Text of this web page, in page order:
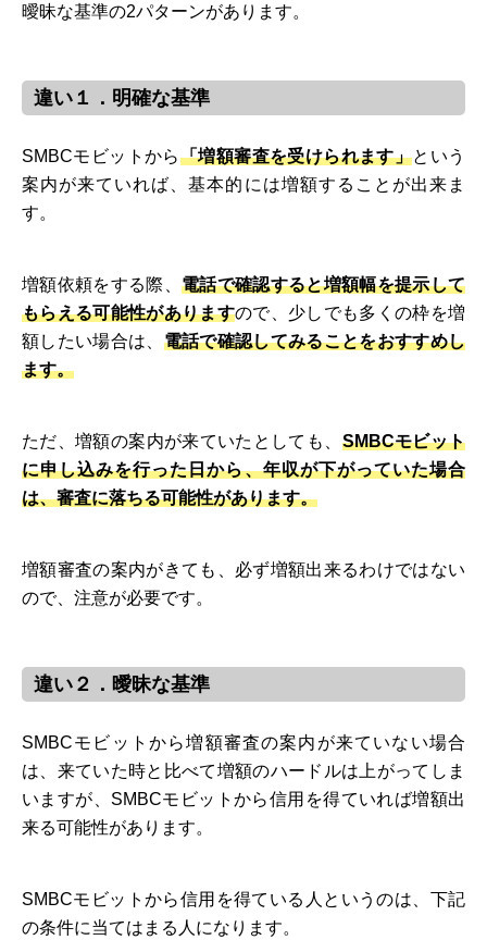
曖昧な基準の2パターンがあります。
違い１．明確な基準
SMBCモビットから「増額審査を受けられます」という
案内が来ていれば、基本的には増額することが出来ま
す。
増額依頼をする際、 電話で確認すると増額幅を提示して
もらえる可能性がありますので、少しでも多くの枠を増
額したい場合は、 電話で確認してみることをおすすめし
ます。
ただ、増額の案内が来ていたとしても、 SMBCモビット
に申し込みを行った日から、年収が下がっていた場合
は、審査に落ちる可能性があります。
増額審査の案内がきても、必ず増額出来るわけではない
ので、注意が必要です。
違い２．曖昧な基準
SMBCモビットから増額審査の案内が来ていない場合
は、来ていた時と比べて増額のハードルは上がってしま
いますが、SMBCモビットから信用を得ていれば増額出
来る可能性があります。
SMBCモビットから信用を得ている人というのは、下記
の条件に当てはまる人になります。